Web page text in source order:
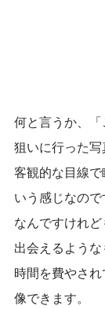
何と言うか、
狙いに行った
客観的な目線
いう感じなので
なんですけれ
出会えるよう
時間を費やさ
像できます。